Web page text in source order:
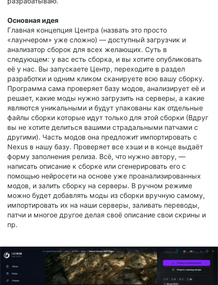
Основная идея
Главная концепция Центра (назвать это просто
«лаунчером» уже сложно) — доступный загрузчик и
анализатор сборок для всех желающих. Суть в
следующем: у вас есть сборка, и вы хотите опубликовать
её у нас. Вы запускаете Центр, переходите в раздел
разработки и одним кликом сканируете всю вашу сборку.
Программа сама проверяет базу модов, анализирует её и
решает, какие моды нужно загрузить на серверы, а какие
являются уникальными и будут упакованы как отдельные
файлы сборки которые идут только для этой сборки (Вдруг
вы не хотите делиться вашими страдальными патчами с
другими). Часть модов она предложит импортировать с
Nexus в нашу базу. Проверяет все хэши и в конце выдаёт
форму заполнения релиза. Всё, что нужно автору, —
написать описание к сборке или сгенерировать его с
помощью нейросети на основе уже проанализированных
модов, и залить сборку на серверы. В ручном режиме
можно будет добавлять моды из сборки вручную самому,
импортировать их на наши серверы, заливать переводы,
патчи и многое другое делая своё описание свои скрины и
пр.